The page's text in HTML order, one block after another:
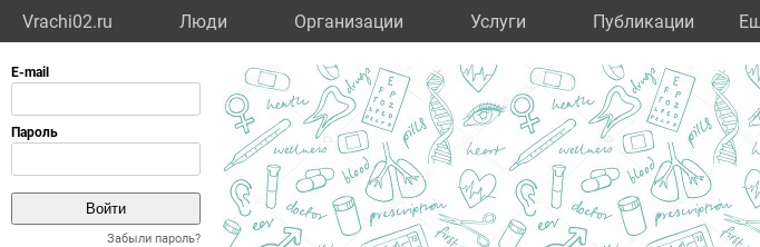
Vrachi02.ru Люди Организации Услуги Публикации
Забыли пароль?